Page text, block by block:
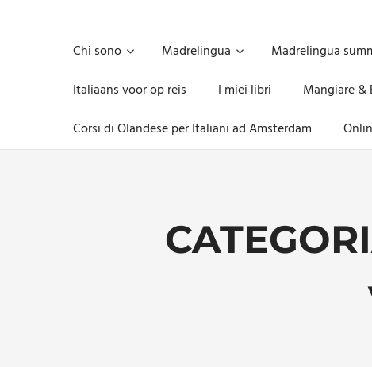
imprescindibile,
inevitabile
Mammamsterdam
oggi
anche
Chi sono Madrelingua Madrelingua
Italiaans voor op reis
I miei libri Mangiare &
Corsi di Olandese per Italiani ad Amsterdam